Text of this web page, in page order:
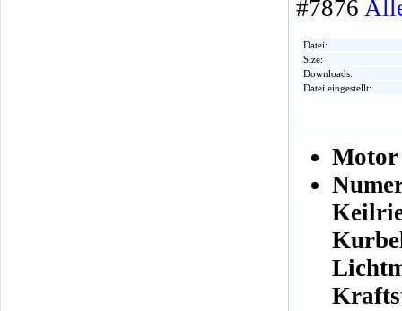
#7876
Datei:
Size:
Downloads:
Datei eingestellt:
Motor